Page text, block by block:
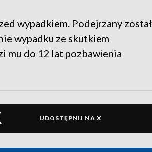
wypadkiem. Podejrzany został
wypadku ze skutkiem
mu do 12 lat pozbawienia
UDOSTĘPNIJ NA X